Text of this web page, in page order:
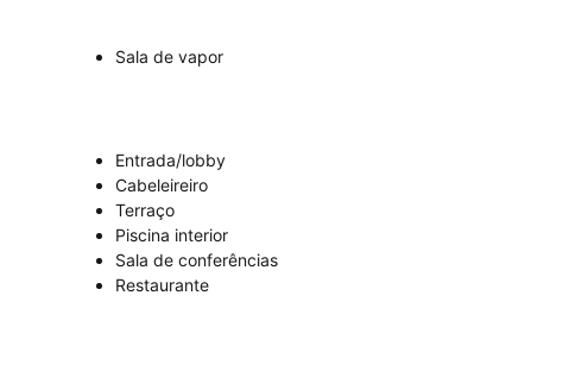
Sala de vapor
Entrada/lobby
Cabeleireiro
Terraço
Piscina interior
Sala de conferências
Restaurante